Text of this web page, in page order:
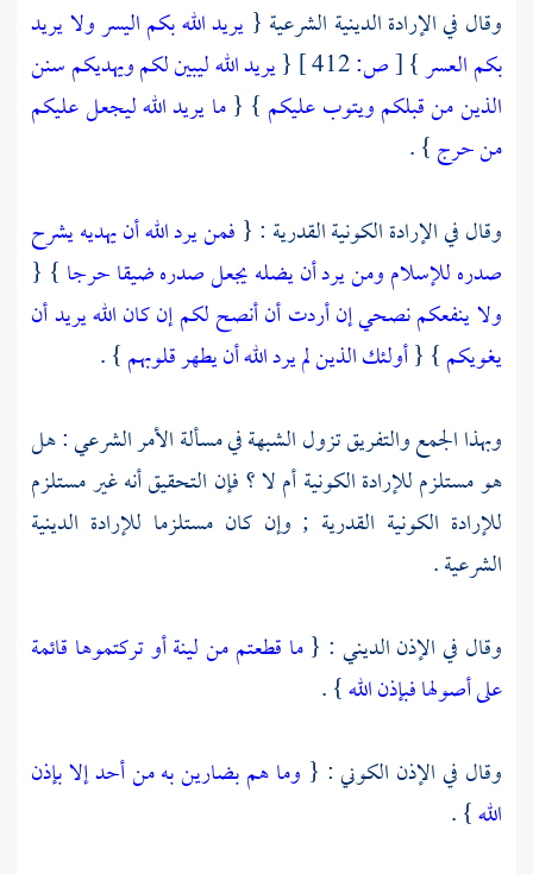
وقال في الإرادة الدينية الشرعية { يريد الله بكم اليسر ولا يريد
بكم العسر}
[ص: {يريد الله ليبين لكم ويهديكم سنن
الذين من قبلكم ويتوب عليكم } {ما يريد الله ليجعل عليكم
من حرج} .
وقال في الإرادة الكونية القدرية : { فمن يرد الله أن يهديه يشرح
صدره للإسلام ومن يرد أن يضله يجعل صدره ضيقا حرجا } {
ولا ينفعكم نصحي إن أردت أن أنصح لكم إن كان الله يريد أن
يغويكم} {أولئك الذين لم يرد الله أن يطهر قلوبهم} .
وبهذا الجمع والتفريق تزول الشبهة في مسألة الأمر الشرعي : هل
هو مستلزم للإرادة الكونية أم لا ؟ فإن التحقيق أنه غير مستلزم
للإرادة الكونية القدرية ; وإن كان مستلزما للإرادة الدينية
الشرعية .
وقال في الإذن الديني : {ما قطعتم من لينة أو تركتموها قائمة
على أصولها فبإذن الله} .
وقال في الإذن الكوني : { وما هم بضارين به من أحد إلا بإذن
الله} .